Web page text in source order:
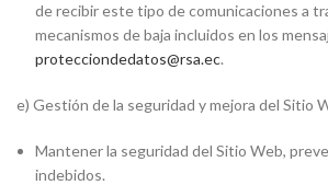
de recibir este tipo de comunicaciones a
mecanismos de baja incluidos en los
protecciondedatos@rsa.ec.
e) Gestión de la seguridad y mejora del Sitio
Mantener la seguridad del Sitio Web,
indebidos.